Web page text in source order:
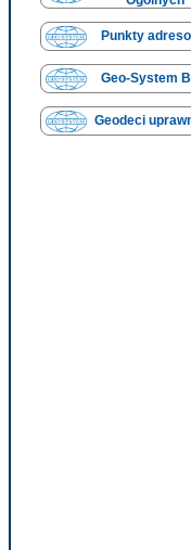
Punkty
Geo-System
Geodeci